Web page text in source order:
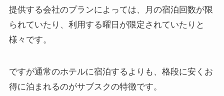
提供する会社のプランによっては、月の宿泊回数が限
られていたり、利用する曜日が限定されていたりと
様々です。
ですが通常のホテルに宿泊するよりも、格段に安くお
得に泊まれるのがサブスクの特徴です。